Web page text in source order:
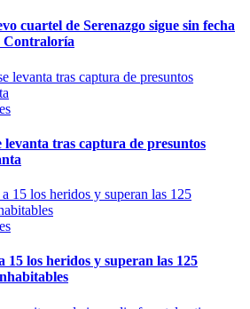
cuartel de Serenazgo sigue sin fecha
Contraloría
levanta tras captura de presuntos
15 los heridos y superan las 125